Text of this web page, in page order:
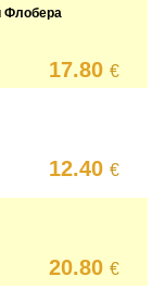
Флобера
17.80€
12.40€
20.80€